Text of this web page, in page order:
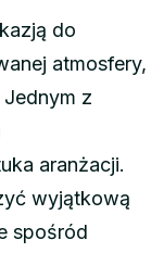
do
atmosfery,
z
aranżacji.
wyjątkową
spośród